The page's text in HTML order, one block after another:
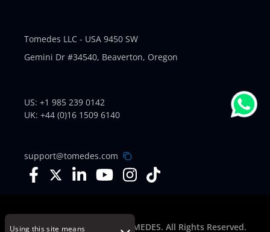
Using this site means
Tomedes LLC - USA 9450 SW
Gemini Dr #34540, Beaverton, Oregon
US: +1 985 239 0142
UK: +44 (0)16 1509 6140
support@tomedes.com
© Copyright 2007-2026 TOMEDES. All Rights Reserved.